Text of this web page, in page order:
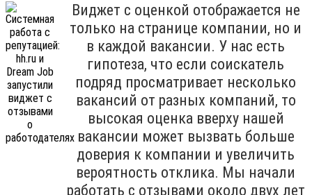
Виджет с оценкой отображается не
только на странице компании, но и
в каждой вакансии. У нас есть
гипотеза, что если соискатель
подряд просматривает несколько
вакансий от разных компаний, то
высокая оценка вверху нашей
вакансии может вызвать больше
доверия к компании и увеличить
вероятность отклика. Мы начали
работать с отзывами около двух лет